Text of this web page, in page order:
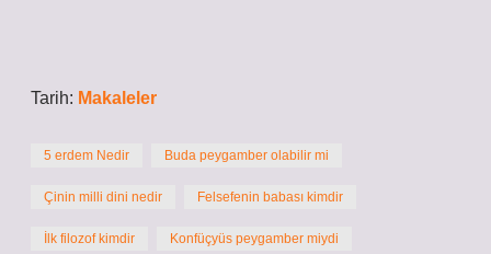
Tarih: Makaleler
5 erdem Nedir Buda peygamber olabilir mi
Çinin milli dini nedir Felsefenin babası kimdir
İlk filozof kimdir Konfüçyüs peygamber miydi